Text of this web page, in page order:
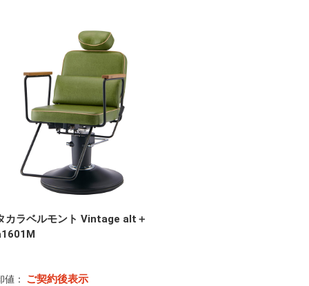
カラベルモント Vintage alt＋
値： ご契約後表示